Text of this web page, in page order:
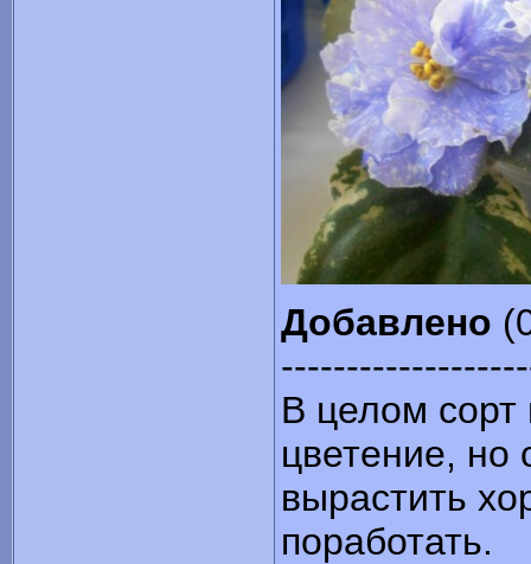
Добавлено
В целом сорт
цветение, но
вырастить
поработать.